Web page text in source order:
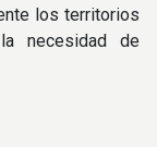
los territorios
necesidad de